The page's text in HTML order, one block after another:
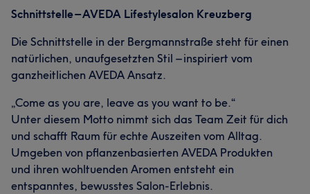
Außergewöhnlich 29
Schnittstelle – AVEDA Lifestylesalon Kreuzberg
Die Schnittstelle in der Bergmannstraße steht für einen
natürlichen, unaufgesetzten Stil – inspiriert vom
ganzheitlichen AVEDA Ansatz.
„Come as you are, leave as you want to be.“
Unter diesem Motto nimmt sich das Team Zeit für dich
und schafft Raum für echte Auszeiten vom Alltag.
Umgeben von pflanzenbasierten AVEDA Produkten
und ihren wohltuenden Aromen entsteht ein
entspanntes, bewusstes Salon-Erlebnis.